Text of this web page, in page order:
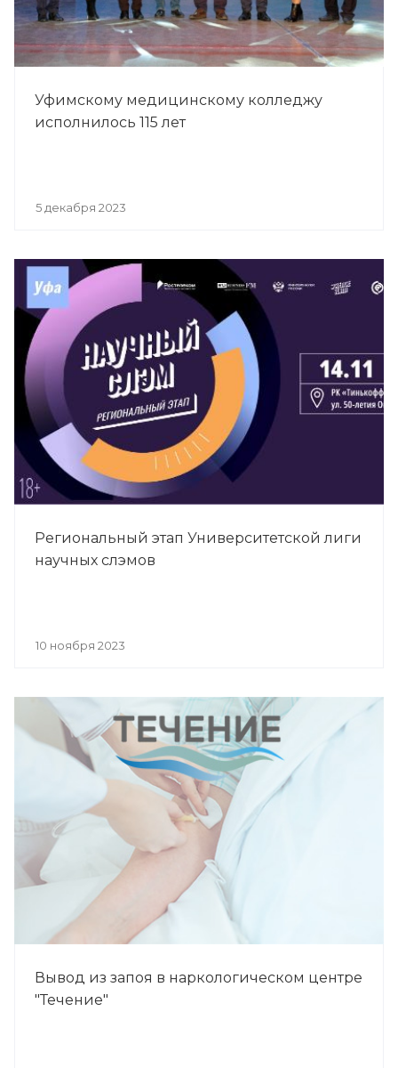
Уфимскому медицинскому колледжу
исполнилось 115 лет
5 декабря 2023
Региональный этап Университетской лиги
научных слэмов
10 ноября 2023
Вывод из запоя в наркологическом центре
"Течение"